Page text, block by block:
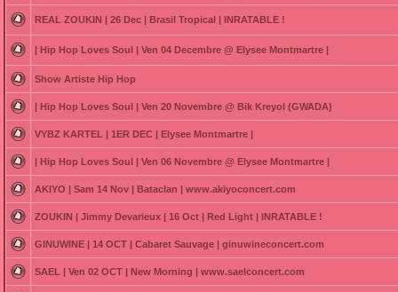
REAL ZOUKIN | 26 Dec | Brasil Tropical | INRATABLE !
| Hip Hop Loves Soul | Ven 04 Decembre @ Elysee Montmartre |
Show Artiste Hip Hop
| Hip Hop Loves Soul | Ven 20 Novembre @ Bik Kreyol (GWADA)
VYBZ KARTEL | 1ER DEC | Elysee Montmartre |
| Hip Hop Loves Soul | Ven 06 Novembre @ Elysee Montmartre |
AKIYO | Sam 14 Nov | Bataclan | www.akiyoconcert.com
ZOUKIN | Jimmy Devarieux | 16 Oct | Red Light | INRATABLE !
GINUWINE | 14 OCT | Cabaret Sauvage | ginuwineconcert.com
SAEL | Ven 02 OCT | New Morning | www.saelconcert.com